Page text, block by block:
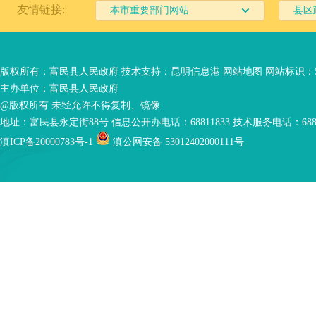
友情链接: 本市重要部门网站 县区
版权所有：富民县人民政府 技术支持： 昆明信息港 网站地图 网站标识：
主办单位：富民县人民政府
@版权所有 未经允许不得复制、镜像
地址：富民县永定街88号 信息公开办电话：68811833 技术服务电话：
滇ICP备20000783号-1
滇公网安备 53012402000111号